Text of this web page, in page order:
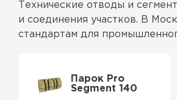
Технические отводы и
и соединения участков. В
стандартам для
Эти компоненты
повышенной устойчивостью к
Парок Pro
Segment 140
ПЕРЕЙТИ
ПЕРЕЙТИ
Утеплитель Knauf